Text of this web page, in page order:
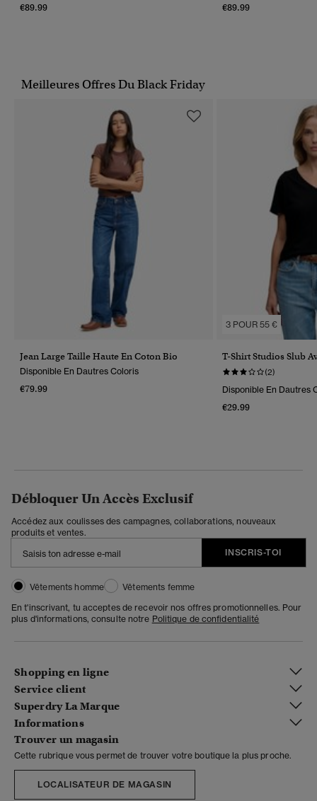
€89.99 €89.99
Meilleures Offres Du Black Friday
Jean Large Taille Haute En Coton Bio
Disponible En Dautres Coloris
€79.99
3 POUR 55 €
T-Shirt Studios Slub
(2)
Disponible En Dautres
€29.99
Débloquer Un Accès Exclusif
Accédez aux coulisses des campagnes, collaborations, nouveaux
produits et ventes.
INSCRIS-TOI
Vêtements homme
Vêtements femme
En t'inscrivant, tu acceptes de recevoir nos offres promotionnelles. Pour
plus d'informations, consulte notre Politique de confidentialité
Shopping en ligne
Service client
Superdry La Marque
Informations
Trouver un magasin
Cette rubrique vous permet de trouver votre boutique la plus proche.
LOCALISATEUR DE MAGASIN